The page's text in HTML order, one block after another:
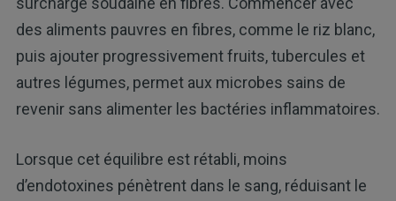
des aliments pauvres en fibres, comme le riz blanc,
puis ajouter progressivement fruits, tubercules et
autres légumes, permet aux microbes sains de
revenir sans alimenter les bactéries inflammatoires.
Lorsque cet équilibre est rétabli, moins
d’endotoxines pénètrent dans le sang, réduisant le